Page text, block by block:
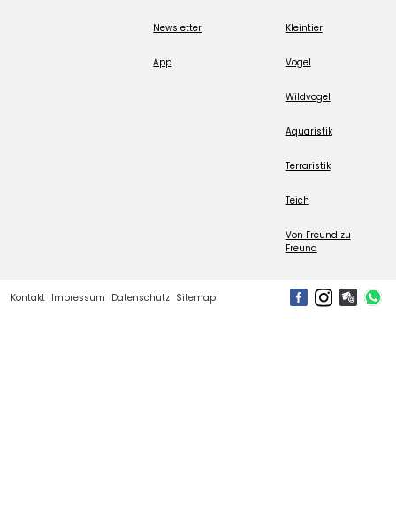
Newsletter
App
Kleintier
Vogel
Wildvogel
Aquaristik
Terraristik
Teich
Von Freund zu
Freund
Kontakt Impressum Datenschutz Sitemap